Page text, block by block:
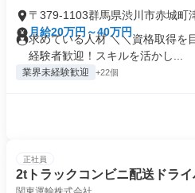
〒379-1103群馬県渋川市赤城町
月給20万円～40万円
求めている人材 ＼＼資格取得を
経験者歓迎！スキルを活かし...
業界未経験歓迎 +22個
正社員
2tトラックコンビニ配送ドラ